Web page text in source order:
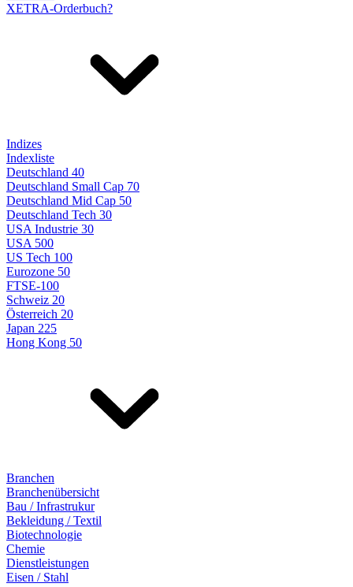
XETRA-Orderbuch?
Indizes
Indexliste
Deutschland 40
Deutschland Small Cap 70
Deutschland Mid Cap 50
Deutschland Tech 30
USA Industrie 30
USA 500
US Tech 100
Eurozone 50
FTSE-100
Schweiz 20
Österreich 20
Japan 225
Hong Kong 50
Branchen
Branchenübersicht
Bau / Infrastrukur
Bekleidung / Textil
Biotechnologie
Chemie
Dienstleistungen
Eisen / Stahl